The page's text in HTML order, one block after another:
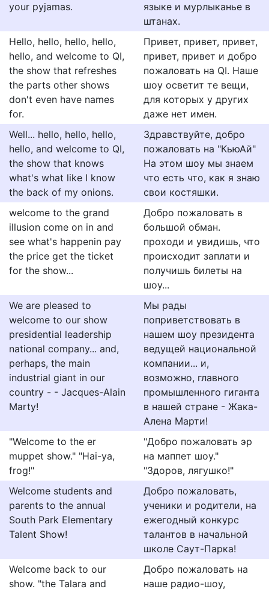
your pyjamas.
языке и мурлыканье в
штанах.
Hello, hello, hello, hello,
hello, and welcome to QI,
the show that refreshes
the parts other shows
don't even have names
for.
Привет, привет, привет,
привет, привет и добро
пожаловать на QI. Наше
шоу осветит те вещи,
для которых у других
даже нет имен.
Well... hello, hello, hello,
hello, and welcome to QI,
the show that knows
what's what like I know
the back of my onions.
Здравствуйте, добро
пожаловать на "КьюАй"
На этом шоу мы знаем
что есть что, как я знаю
свои костяшки.
welcome to the grand
illusion come on in and
see what's happenin pay
the price get the ticket
for the show...
Добро пожаловать в
большой обман.
проходи и увидишь, что
происходит заплати и
получишь билеты на
шоу...
We are pleased to
welcome to our show
presidential leadership
national company... and,
perhaps, the main
industrial giant in our
country - - Jacques-Alain
Marty!
Мы рады
поприветствовать в
нашем шоу президента
ведущей национальной
компании... и,
возможно, главного
промышленного гиганта
в нашей стране - Жака-
Алена Марти!
"Welcome to the er
muppet show." "Hai-ya,
frog!"
"Добро пожаловать эр
на маппет шоу."
"Здоров, лягушко!"
Welcome students and
parents to the annual
South Park Elementary
Talent Show!
Добро пожаловать,
ученики и родители, на
ежегодный конкурс
талантов в начальной
школе Саут-Парка!
Welcome back to our
show. "the Talara and
Добро пожаловать на
наше радио-шоу,